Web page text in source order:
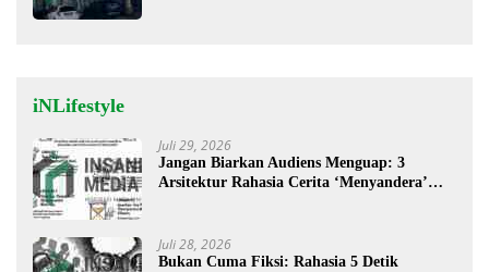
iNLifestyle
Juli 29, 2026
Jangan Biarkan Audiens Menguap: 3
Arsitektur Rahasia Cerita ‘Menyandera’
Juli 28, 2026
Bukan Cuma Fiksi: Rahasia 5 Detik